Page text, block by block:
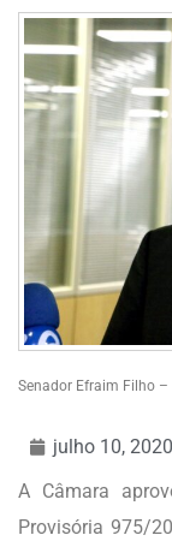
Senador Efraim Filho
julho 10, 2020
A Câmara
Provisória 975/